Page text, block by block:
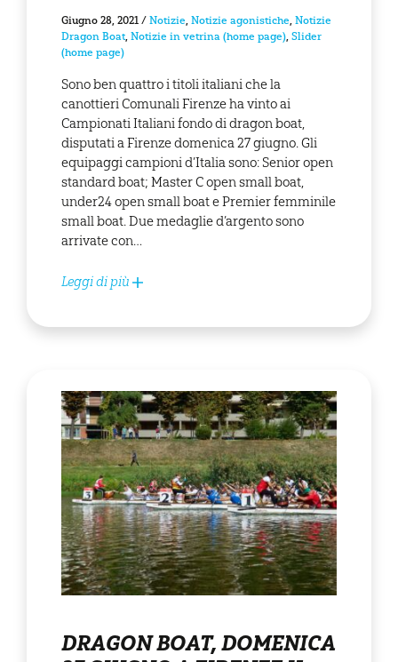
Giugno 28, 2021 / Notizie, Notizie agonistiche, Notizie
Dragon Boat, Notizie in vetrina (home page), Slider
(home page)
Sono ben quattro i titoli italiani che la
canottieri Comunali Firenze ha vinto ai
Campionati Italiani fondo di dragon boat,
disputati a Firenze domenica 27 giugno. Gli
equipaggi campioni d’Italia sono: Senior open
standard boat; Master C open small boat,
under24 open small boat e Premier femminile
small boat. Due medaglie d’argento sono
arrivate con…
Leggi di più
DRAGON BOAT, DOMENICA